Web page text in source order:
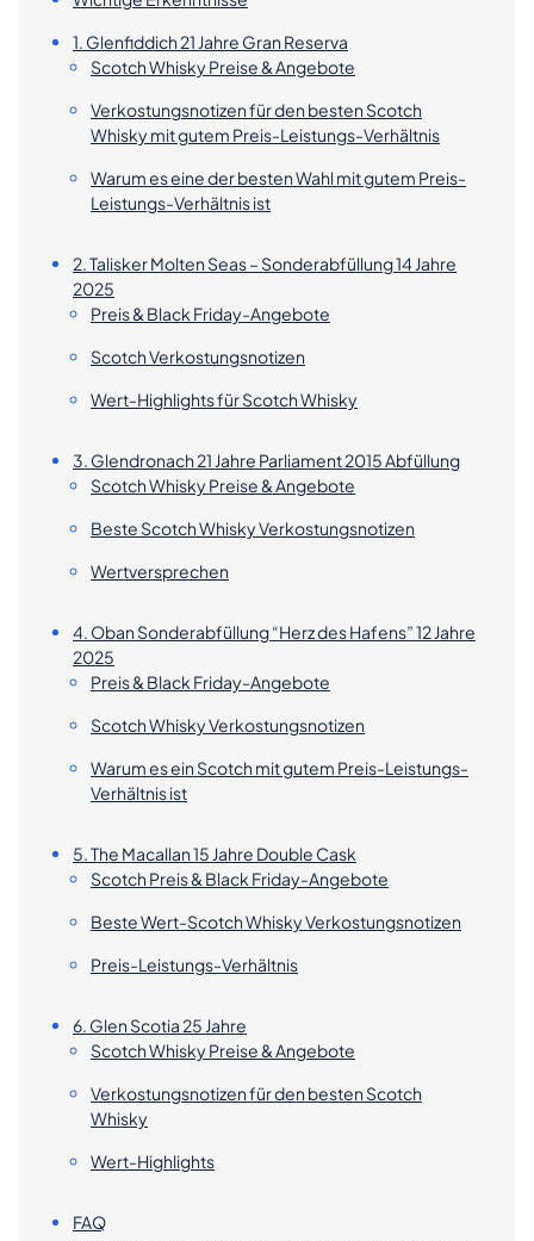
1. Glenfiddich 21 Jahre Gran Reserva
Scotch Whisky Preise & Angebote
Verkostungsnotizen für den besten Scotch
Whisky mit gutem Preis-Leistungs-Verhältnis
Warum es eine der besten Wahl mit gutem Preis-
Leistungs-Verhältnis ist
2. Talisker Molten Seas – Sonderabfüllung 14 Jahre
2025
Preis & Black Friday-Angebote
Scotch Verkostungsnotizen
Wert-Highlights für Scotch Whisky
3. Glendronach 21 Jahre Parliament 2015 Abfüllung
Scotch Whisky Preise & Angebote
Beste Scotch Whisky Verkostungsnotizen
Wertversprechen
4. Oban Sonderabfüllung “Herz des Hafens” 12 Jahre
2025
Preis & Black Friday-Angebote
Scotch Whisky Verkostungsnotizen
Warum es ein Scotch mit gutem Preis-Leistungs-
Verhältnis ist
5. The Macallan 15 Jahre Double Cask
Scotch Preis & Black Friday-Angebote
Beste Wert-Scotch Whisky Verkostungsnotizen
Preis-Leistungs-Verhältnis
6. Glen Scotia 25 Jahre
Scotch Whisky Preise & Angebote
Verkostungsnotizen für den besten Scotch
Whisky
Wert-Highlights
FAQ